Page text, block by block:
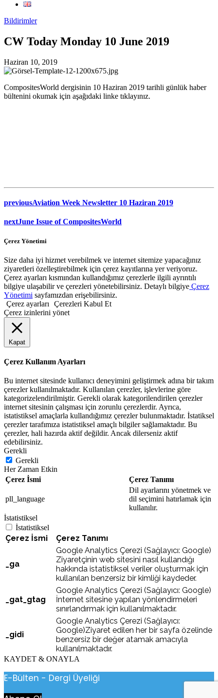
Bildirimler
CW Today Monday 10 June 2019
Haziran 10, 2019
CompositesWorld dergisinin 10 Haziran 2019 tarihli günlük haber
bültenini okumak için aşağıdaki linke tıklayınız.
previousAviation Week Newsletter 10 Haziran 2019
nextJune Issue of CompositesWorld
Çerez Yönetimi
Size daha iyi hizmet verebilmek ve internet sitemize yapacağınız
ziyaretleri özelleştirebilmek için çerez kayıtlarına yer veriyoruz.
Çerez ayarları kısmından kullandığımız çerezlerle ilgili ayrıntılı
bilgiye ulaşabilir ve çerezleri yönetebilirsiniz. Detaylı bilgiye Çerez
Yönetimi sayfamızdan erişebilirsiniz.
Çerez ayarları
Çerezleri Kabul Et
Çerez izinlerini yönet
Kapat
Çerez Kullanım Ayarları
Bu internet sitesinde kullanıcı deneyimini geliştirmek adına bir takım
çerezler kullanılmaktadır. Kullanılan çerezler, işlevlerine göre
kategorizelendirilmiştir. Gerekli olarak kategorilendirilen çerezler
internet sitesinin çalışması için zorunlu çerezlerdir. Ayrıca,
istatistiksel amaçlarla kullandığımız çerezler bulunmaktadır. İstatiksel
çerezler tarafımıza istatistiksel amaçlı bilgiler sağlamaktadır. Bu
çerezler, hali hazırda aktif değildir. Ancak dilerseniz aktif
edebilirsiniz.
Gerekli
Gerekli
Her Zaman Etkin
Çerez İsmi
Çerez Tanımı
pll_language
Dil ayarlarını yönetmek ve
dil seçimini hatırlamak için
kullanılır.
İstatistiksel
İstatistiksel
Çerez İsmi Çerez Tanımı
_ga
Google Analytics Çerezi (Sağlayıcı: Google)
Ziyaretçinin web sitesini nasıl kullandığı
hakkında istatistiksel veriler oluşturmak için
kullanılan benzersiz bir kimliği kaydeder.
_gat_gtag
Google Analytics Çerezi (Sağlayıcı: Google)
İnternet sitesine yapılan yönlendirmeleri
sınırlandırmak için kullanılmaktadır.
_gidi
Google Analytics Çerezi (Sağlayıcı:
Google)Ziyaret edilen her bir sayfa özelinde
benzersiz bir değer atamak amacıyla
kullanılmaktadır.
KAYDET & ONAYLA
E-Bülten - Dergi Üyeliği